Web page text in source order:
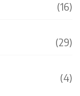
(16)
(29)
(4)